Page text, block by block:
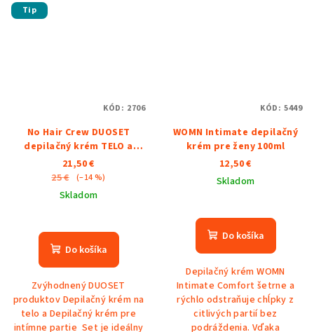
Tip
No Hair Crew DUOSET
depilačný krém TELO a
INTIMATE
21,50 €
25 € (–14 %)
Skladom
hodnotenie
produktu
z
5
hviezdičiek.
Do košíka
Zvýhodnený DUOSET
produktov Depilačný krém na
telo a Depilačný krém pre
intímne partie Set je ideálny
KÓD: 2706
WOMN Intimate depilačný
krém pre ženy 100ml
12,50 €
Skladom
hodnotenie
produktu
z
5
hviezdičiek.
Do košíka
Depilačný krém WOMN
Intimate Comfort šetrne a
rýchlo odstraňuje chĺpky z
citlivých partií bez
podráždenia. Vďaka
KÓD: 5449